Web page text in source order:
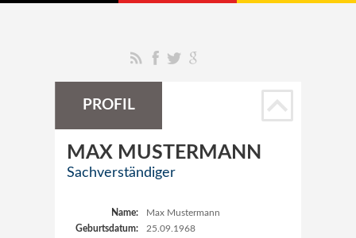
RSS Facebook
Twitter
PROFIL
MAX MUSTERMANN
Sachverständiger
Name:
Max Mustermann
Geburtsdatum:
25.09.1968